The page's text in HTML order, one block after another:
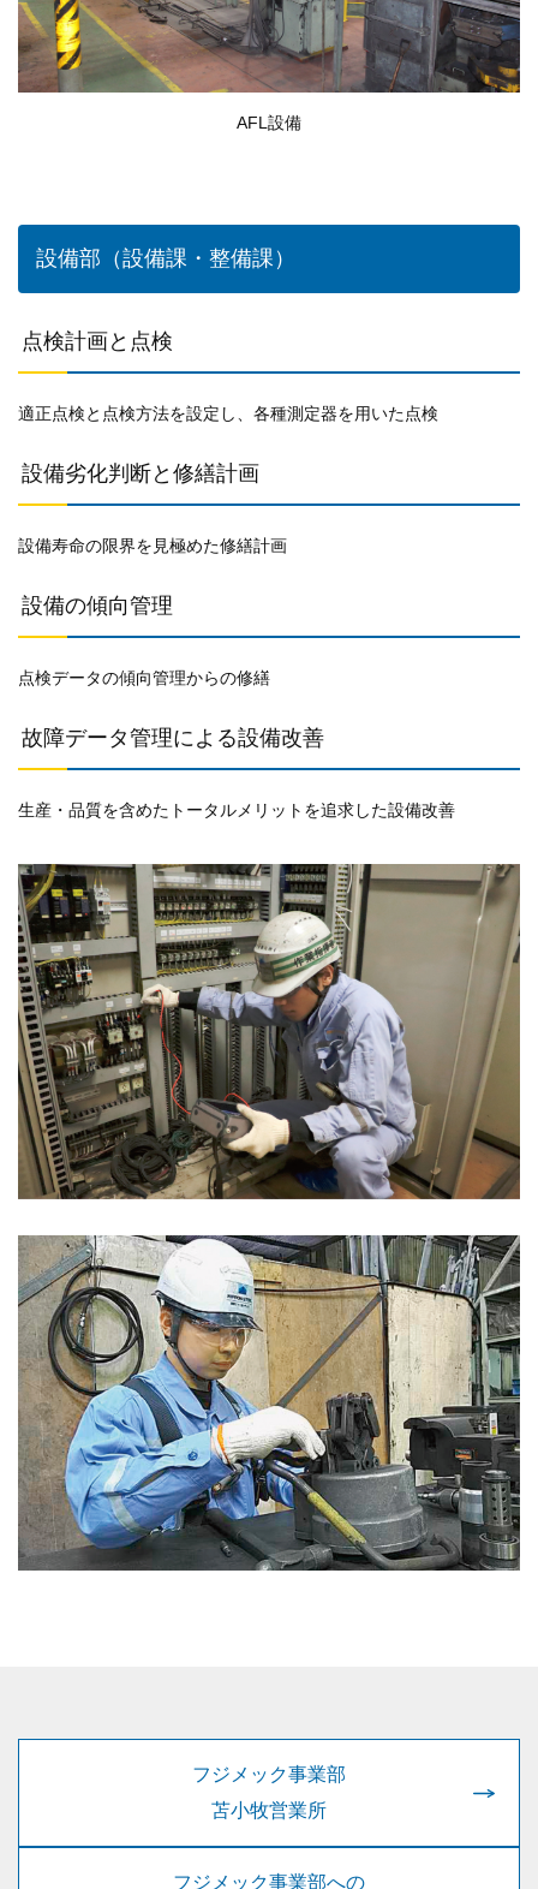
AFL設備
設備部（設備課・整備課）
点検計画と点検
適正点検と点検方法を設定し、各種測定器を用いた点検
設備劣化判断と修繕計画
設備寿命の限界を見極めた修繕計画
設備の傾向管理
点検データの傾向管理からの修繕
故障データ管理による設備改善
生産・品質を含めたトータルメリットを追求した設備改善
フジメック事業部
苫小牧営業所
フジメック事業部への